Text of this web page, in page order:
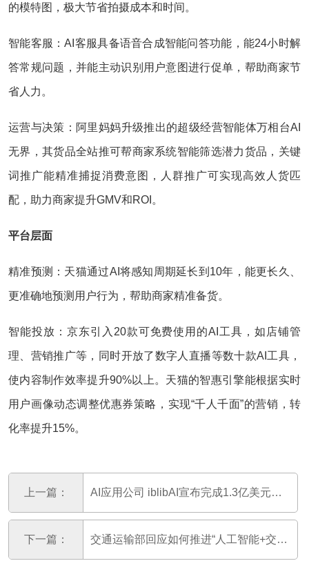
的模特图，极大节省拍摄成本和时间。
智能客服：AI客服具备语音合成智能问答功能，能24小时解
答常规问题，并能主动识别用户意图进行促单，帮助商家节
省人力。
运营与决策：阿里妈妈升级推出的超级经营智能体万相台AI
无界，其货品全站推可帮商家系统智能筛选潜力货品，关键
词推广能精准捕捉消费意图，人群推广可实现高效人货匹
配，助力商家提升GMV和ROI。
平台层面
精准预测：天猫通过AI将感知周期延长到10年，能更长久、
更准确地预测用户行为，帮助商家精准备货。
智能投放：京东引入20款可免费使用的AI工具，如店铺管
理、营销推广等，同时开放了数字人直播等数十款AI工具，
使内容制作效率提升90%以上。天猫的智惠引擎能根据实时
用户画像动态调整优惠券策略，实现“千人千面”的营销，转
化率提升15%。
上一篇： AI应用公司 iblibAI宣布完成1.3亿美元B轮融资
下一篇： 交通运输部回应如何推进“人工智能+交通运输”